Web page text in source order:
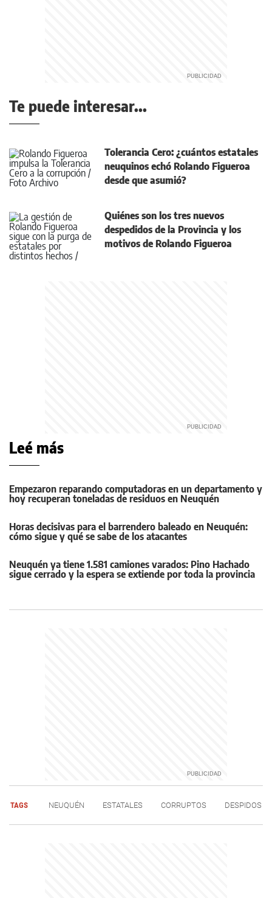
Te puede interesar...
Tolerancia Cero: ¿cuántos estatales
neuquinos echó Rolando Figueroa
desde que asumió?
Quiénes son los tres nuevos
despedidos de la Provincia y los
motivos de Rolando Figueroa
Leé más
Empezaron reparando computadoras en un departamento y
hoy recuperan toneladas de residuos en Neuquén
Horas decisivas para el barrendero baleado en Neuquén:
cómo sigue y qué se sabe de los atacantes
Neuquén ya tiene 1.581 camiones varados: Pino Hachado
sigue cerrado y la espera se extiende por toda la provincia
TAGS NEUQUÉN ESTATALES CORRUPTOS DESPIDOS